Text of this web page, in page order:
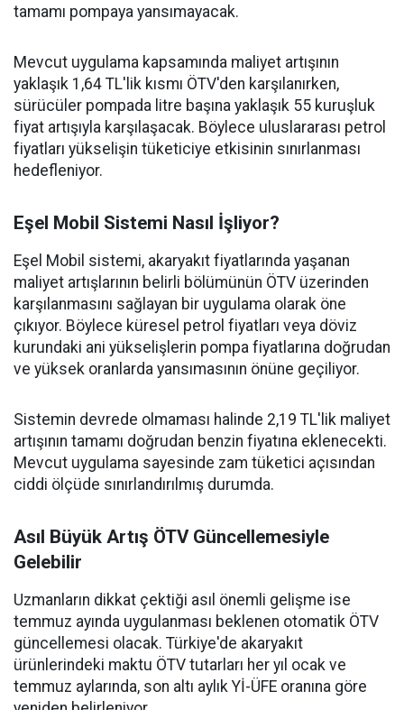
tamamı pompaya yansımayacak.
Mevcut uygulama kapsamında maliyet artışının
yaklaşık 1,64 TL'lik kısmı ÖTV'den karşılanırken,
sürücüler pompada litre başına yaklaşık 55 kuruşluk
fiyat artışıyla karşılaşacak. Böylece uluslararası petrol
fiyatları yükselişin tüketiciye etkisinin sınırlanması
hedefleniyor.
Eşel Mobil Sistemi Nasıl İşliyor?
Eşel Mobil sistemi, akaryakıt fiyatlarında yaşanan
maliyet artışlarının belirli bölümünün ÖTV üzerinden
karşılanmasını sağlayan bir uygulama olarak öne
çıkıyor. Böylece küresel petrol fiyatları veya döviz
kurundaki ani yükselişlerin pompa fiyatlarına doğrudan
ve yüksek oranlarda yansımasının önüne geçiliyor.
Sistemin devrede olmaması halinde 2,19 TL'lik maliyet
artışının tamamı doğrudan benzin fiyatına eklenecekti.
Mevcut uygulama sayesinde zam tüketici açısından
ciddi ölçüde sınırlandırılmış durumda.
Asıl Büyük Artış ÖTV Güncellemesiyle
Gelebilir
Uzmanların dikkat çektiği asıl önemli gelişme ise
temmuz ayında uygulanması beklenen otomatik ÖTV
güncellemesi olacak. Türkiye'de akaryakıt
ürünlerindeki maktu ÖTV tutarları her yıl ocak ve
temmuz aylarında, son altı aylık Yİ-ÜFE oranına göre